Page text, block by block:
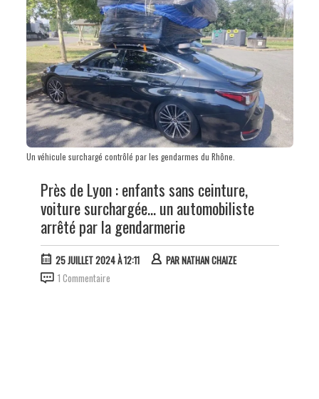
Un véhicule surchargé contrôlé par les gendarmes du Rhône.
Près de Lyon : enfants sans ceinture,
voiture surchargée... un automobiliste
arrêté par la gendarmerie
25 JUILLET 2024 À 12:11 PARNATHAN CHAIZE
1 Commentaire